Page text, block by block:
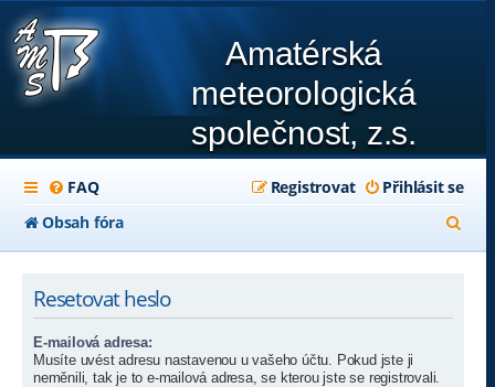
Amatérská
meteorologická
společnost, z.s.
FAQ Přihlásit se
Registrovat
Obsah fóra
l
Resetovat heslo
E-mailová adresa:
Musíte uvést adresu nastavenou u vašeho účtu. Pokud jste ji
neměnili, tak je to e-mailová adresa, se kterou jste se registrovali.